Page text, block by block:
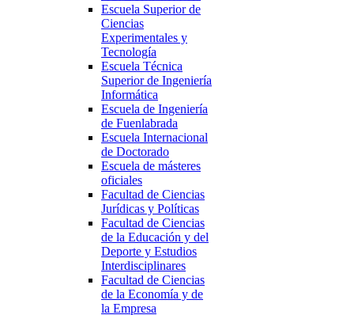
Escuela Superior de
Ciencias
Experimentales y
Tecnología
Escuela Técnica
Superior de Ingeniería
Informática
Escuela de Ingeniería
de Fuenlabrada
Escuela Internacional
de Doctorado
Escuela de másteres
oficiales
Facultad de Ciencias
Jurídicas y Políticas
Facultad de Ciencias
de la Educación y del
Deporte y Estudios
Interdisciplinares
Facultad de Ciencias
de la Economía y de
la Empresa